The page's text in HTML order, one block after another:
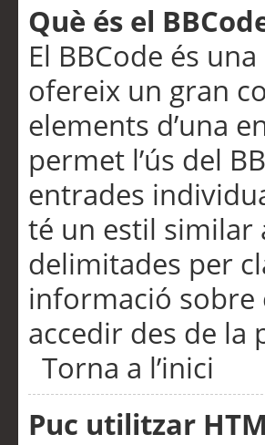
Què és el
El BBCode és
ofereix un gran
elements d’una
permet l’ús del
entrades
té un estil similar
delimitades per
informació sobre
accedir des de la
Torna a l’inici
Puc utilitzar